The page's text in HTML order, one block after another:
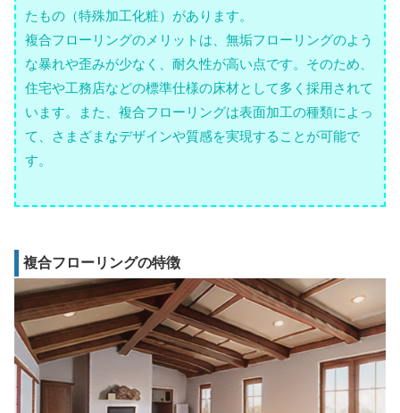
たもの（特殊加工化粧）があります。
複合フローリングのメリットは、無垢フローリングのよう
な暴れや歪みが少なく、耐久性が高い点です。そのため、
住宅や工務店などの標準仕様の床材として多く採用されて
います。また、複合フローリングは表面加工の種類によっ
て、さまざまなデザインや質感を実現することが可能で
す。
複合フローリングの特徴